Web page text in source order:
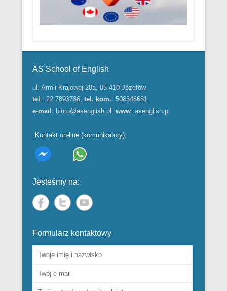
AS School of English
ul. Armii Krajowej 28a, 05-410 Józefów
tel .: 22 7893786, tel. kom.: 508348681
e-mail : biuro@asenglish.pl , www: asenglish.pl
Kontakt on-line (komunikatory):
Jesteśmy na:
Formularz kontaktowy